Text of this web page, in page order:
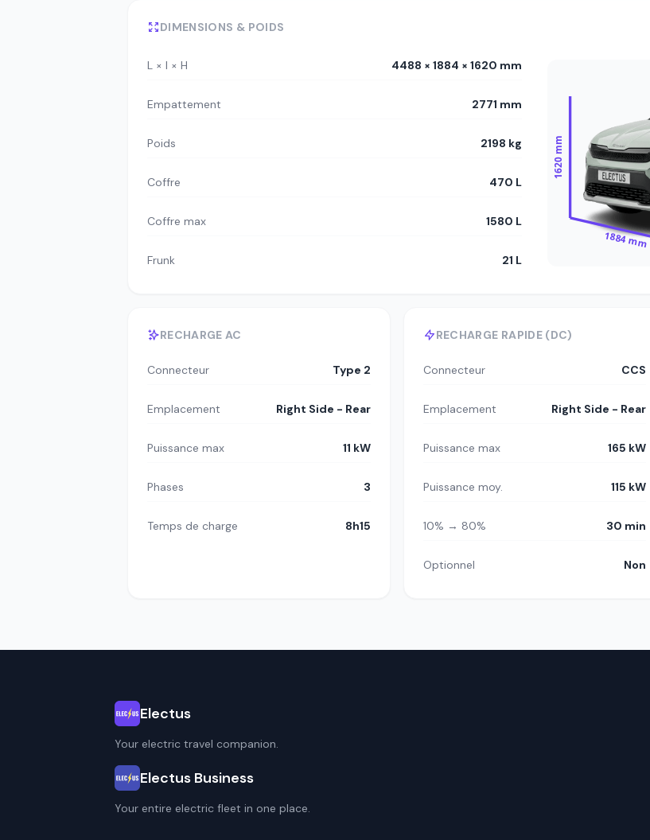
DIMENSIONS & POIDS
L × l × H 4488 × 1884 × 1620 mm
Empattement 2771 mm
Poids 2198 kg
Coffre 470 L
Coffre max 1580 L
Frunk 21 L
1620 mm
1884 mm
RECHARGE AC
Connecteur Type 2
Emplacement Right Side - Rear
Puissance max 11 kW
Phases 3
Temps de charge 8h15
RECHARGE RAPIDE (DC)
Connecteur CCS
Emplacement Right Side - Rear
Puissance max 165 kW
Puissance moy. 115 kW
10% → 80% 30 min
Optionnel Non
Electus
Your electric travel companion.
Electus Business
Your entire electric fleet in one place.